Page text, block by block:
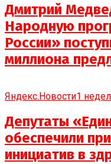
Дмитрий
Народную
России»
миллиона
Яндекс.Новости1
Депутаты
обеспечили
инициатив в